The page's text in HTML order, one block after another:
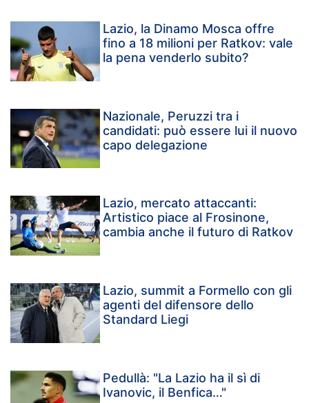
Lazio, la Dinamo Mosca offre
fino a 18 milioni per Ratkov: vale
la pena venderlo subito?
Nazionale, Peruzzi tra i
candidati: può essere lui il nuovo
capo delegazione
Lazio, mercato attaccanti:
Artistico piace al Frosinone,
cambia anche il futuro di Ratkov
Lazio, summit a Formello con gli
agenti del difensore dello
Standard Liegi
Pedullà: "La Lazio ha il sì di
Ivanovic, il Benfica…"